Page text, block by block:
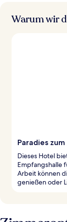
Warum wir
Paradies
Dieses Hotel
Empfangshalle
Arbeit können
genießen oder